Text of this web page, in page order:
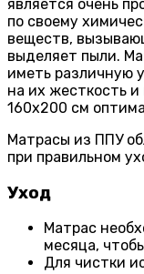
является очень
по своему
веществ,
выделяет пыли.
иметь различную
на их жесткость
160х200 см
Матрасы из ППУ
при правильном
Уход
Матрас
месяца,
Для чистки